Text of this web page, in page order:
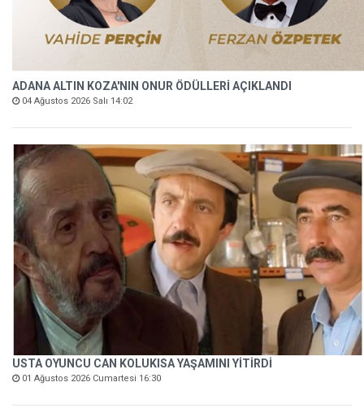
ADANA ALTIN KOZA'NIN ONUR ÖDÜLLERİ AÇIKLANDI
04 Ağustos 2026 Salı 14:02
USTA OYUNCU CAN KOLUKISA YAŞAMINI YİTİRDİ
01 Ağustos 2026 Cumartesi 16:30